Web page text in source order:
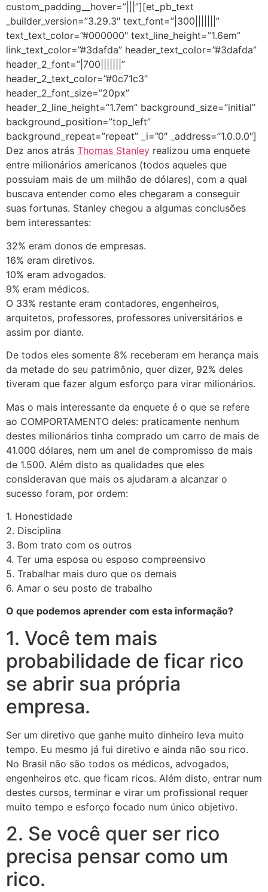
custom_padding__hover=”|||”][et_pb_text
_builder_version=”3.29.3″ text_font=”|300|||||||”
text_text_color=”#000000″ text_line_height=”1.6em”
link_text_color=”#3dafda” header_text_color=”#3dafda”
header_2_font=”|700|||||||”
header_2_text_color=”#0c71c3″
header_2_font_size=”20px”
header_2_line_height=”1.7em” background_size=”initial”
background_position=”top_left”
background_repeat=”repeat” _i=”0″ _address=”1.0.0.0″]
Dez anos atrás Thomas Stanley realizou uma enquete
entre milionários americanos (todos aqueles que
possuiam mais de um milhão de dólares), com a qual
buscava entender como eles chegaram a conseguir
suas fortunas. Stanley chegou a algumas conclusões
bem interessantes:
32% eram donos de empresas.
16% eram diretivos.
10% eram advogados.
9% eram médicos.
O 33% restante eram contadores, engenheiros,
arquitetos, professores, professores universitários e
assim por diante.
De todos eles somente 8% receberam em herança mais
da metade do seu patrimônio, quer dizer, 92% deles
tiveram que fazer algum esforço para virar milionários.
Mas o mais interessante da enquete é o que se refere
ao COMPORTAMENTO deles: praticamente nenhum
destes milionários tinha comprado um carro de mais de
41.000 dólares, nem um anel de compromisso de mais
de 1.500. Além disto as qualidades que eles
consideravan que mais os ajudaram a alcanzar o
sucesso foram, por ordem:
1. Honestidade
2. Disciplina
3. Bom trato com os outros
4. Ter uma esposa ou esposo compreensivo
5. Trabalhar mais duro que os demais
6. Amar o seu posto de trabalho
O que podemos aprender com esta informação?
1. Você tem mais
probabilidade de ficar rico
se abrir sua própria
empresa.
Ser um diretivo que ganhe muito dinheiro leva muito
tempo. Eu mesmo já fui diretivo e ainda não sou rico.
No Brasil não são todos os médicos, advogados,
engenheiros etc. que ficam ricos. Além disto, entrar num
destes cursos, terminar e virar um profissional requer
muito tempo e esforço focado num único objetivo.
2. Se você quer ser rico
precisa pensar como um
rico.